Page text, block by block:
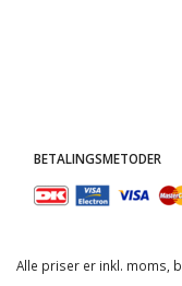
BETALINGSMETODER
Alle priser er inkl. moms,